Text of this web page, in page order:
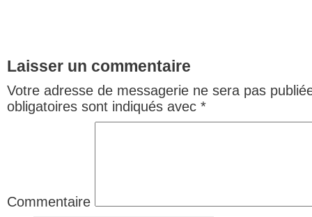
Laisser un commentaire
Votre adresse de messagerie ne sera pas
obligatoires sont indiqués avec *
Commentaire